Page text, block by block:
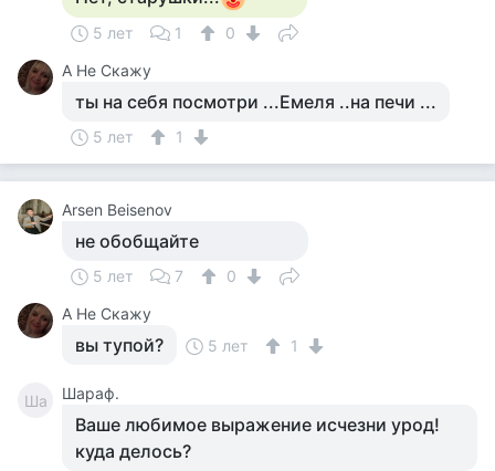
5 лет 1
0
А Не Скажу
ты на себя посмотри ...Емеля ..на печи ...
5 лет 1
Arsen Beisenov
не обобщайте
5 лет 7
0
А Не Скажу
вы тупой? 5 лет 1
Ша Шараф.
Ваше любимое выражение исчезни урод!
куда делось?